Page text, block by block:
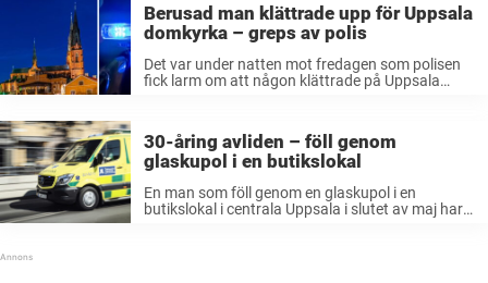
Berusad man klättrade upp för Uppsala
domkyrka – greps av polis
Det var under natten mot fredagen som polisen
fick larm om att någon klättrade på Uppsala
30-åring avliden – föll genom
glaskupol i en butikslokal
En man som föll genom en glaskupol i en
butikslokal i centrala Uppsala i slutet av maj har